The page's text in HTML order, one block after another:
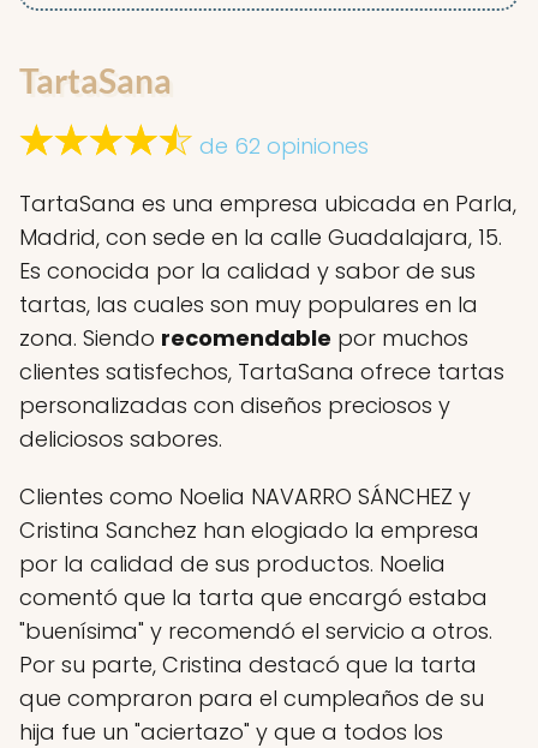
TartaSana
de 62 opiniones
TartaSana es una empresa ubicada en Parla,
Madrid, con sede en la calle Guadalajara, 15.
Es conocida por la calidad y sabor de sus
tartas, las cuales son muy populares en la
zona. Siendo recomendable por muchos
clientes satisfechos, TartaSana ofrece tartas
personalizadas con diseños preciosos y
deliciosos sabores.
Clientes como Noelia NAVARRO SÁNCHEZ y
Cristina Sanchez han elogiado la empresa
por la calidad de sus productos. Noelia
comentó que la tarta que encargó estaba
"buenísima" y recomendó el servicio a otros.
Por su parte, Cristina destacó que la tarta
que compraron para el cumpleaños de su
hija fue un "aciertazo" y que a todos los